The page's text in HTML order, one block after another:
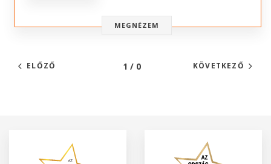
MEGNÉZEM
ELŐZŐ 1 / 0 KÖVETKEZŐ